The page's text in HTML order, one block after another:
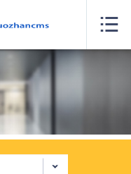
关于我们
案例展示
产品服务
新闻中心
